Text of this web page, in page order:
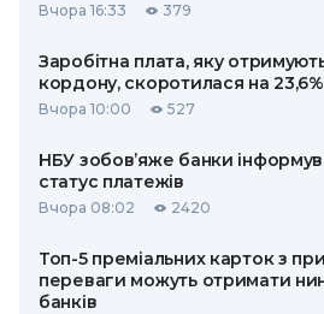
Вчора 16:33 379
Заробітна плата, яку
кордону, скоротилася на
Вчора 10:00 527
НБУ зобов’яже банки
статус платежів
Вчора 08:02 2420
Топ-5 преміальних карток з
переваги можуть отримати
банків